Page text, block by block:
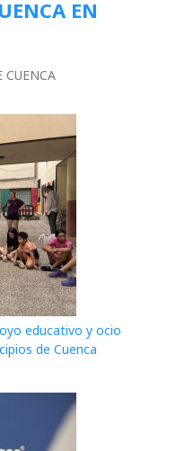
EN
educativo y ocio
de Cuenca